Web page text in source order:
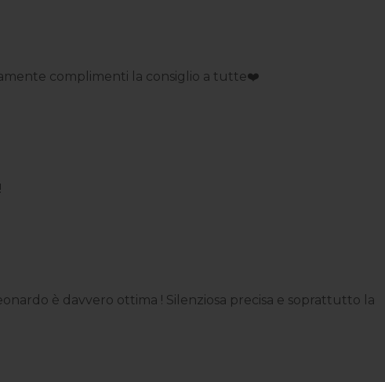
complimenti la consiglio a tutte❤️
è davvero ottima ! Silenziosa precisa e soprattutto la